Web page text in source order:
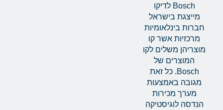
Bosch לדיקו
מייצגת בישראל
חברות בינלאומיות
מרכזיות אשר קו
מוצריהן משלים לקו
המוצרים של
Bosch. כל זאת
מגובה באמצעות
מערך מכירות
הנדסה לוגיסטיקה